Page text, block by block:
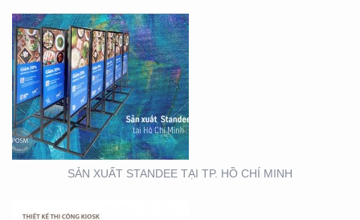
SẢN XUẤT STANDEE TẠI TP. HỒ CHÍ MINH
THIẾT KẾ THI CÔNG
KIOSK TẠI TP. HỒ CHÍ
MINH